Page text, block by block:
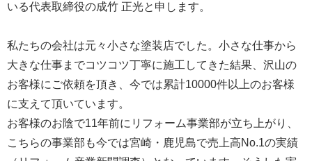
いる代表取締役の成竹 正光と申します。
私たちの会社は元々小さな塗装店でした。小さな仕事から
大きな仕事までコツコツ丁寧に施工してきた結果、沢山の
お客様にご依頼を頂き、今では累計10000件以上のお客様
に支えて頂いています。
お客様のお陰で11年前にリフォーム事業部が立ち上がり、
こちらの事業部も今では宮崎・鹿児島で売上高No.1の実績